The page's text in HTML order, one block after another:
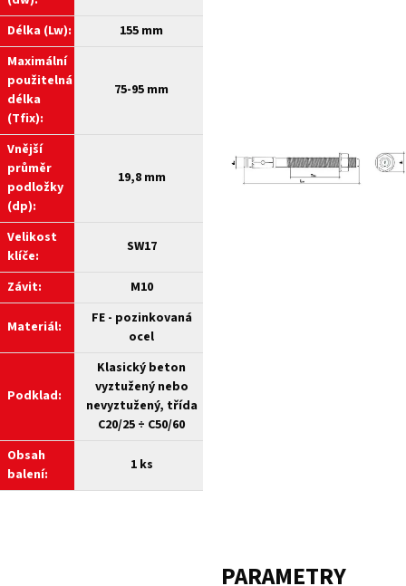
Délka (Lw):
155 mm
Maximální
použitelná
délka
(Tfix):
75-95 mm
Vnější
průměr
podložky
(dp):
19,8 mm
Velikost
klíče:
SW17
Závit: M10
Materiál:
FE - pozinkovaná
ocel
Podklad:
Klasický beton
vyztužený nebo
nevyztužený, třída
C20/25 ÷ C50/60
Obsah
balení:
1 ks
PARAMETRY